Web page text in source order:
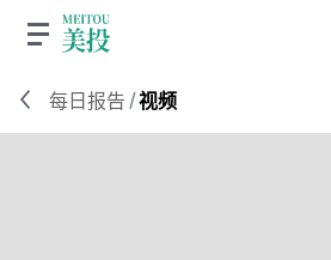
每日报告 /视频